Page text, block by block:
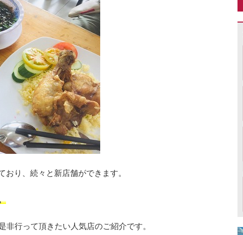
り、続々と新店舗ができます。
行って頂きたい人気店のご紹介です。